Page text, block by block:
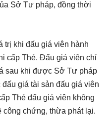
Sở Tư pháp, đồng thời
trị khi đấu giá viên hành
cấp Thẻ. Đấu giá viên chỉ
sau khi được Sở Tư pháp
giá tài sản đấu giá viên
Thẻ đấu giá viên không
chứng, thừa phát lại.